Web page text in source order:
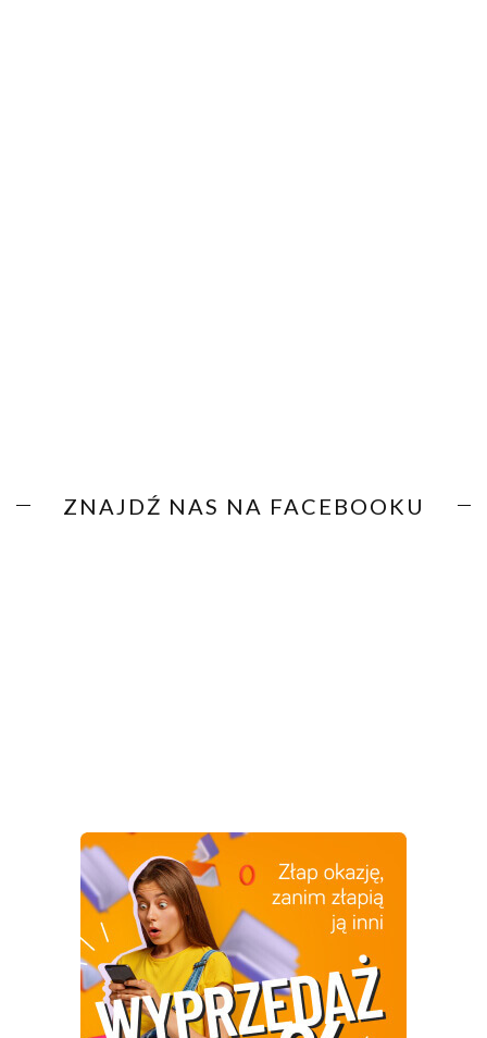
ZNAJDŹ NAS NA FACEBOOKU